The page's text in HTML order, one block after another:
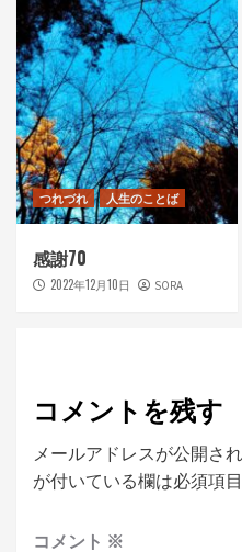
つれづれ 人生のことば
感謝70
2022年12月10日 SORA
コメントを残す
メールアドレスが公開さ
が付いている欄は必須項
コメント ※